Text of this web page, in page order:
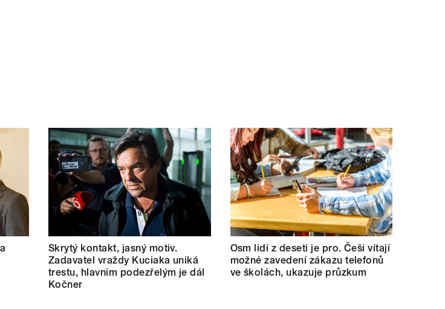
Skrytý kontakt, jasný motiv.
Zadavatel vraždy Kuciaka uniká
trestu, hlavním podezřelým je dál
Kočner
Osm lidí z deseti je pro. Češi vítají
možné zavedení zákazu telefonů
ve školách, ukazuje průzkum